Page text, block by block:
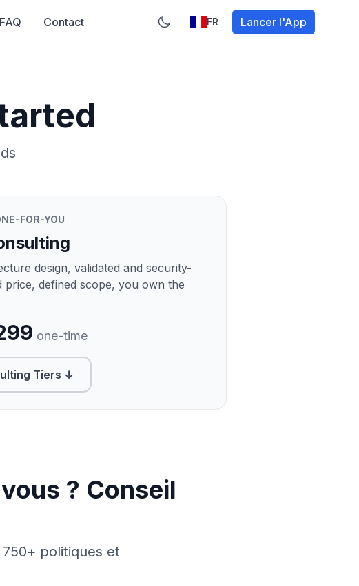
FAQ Contact FR Lancer l'App
FOR-YOU
design, validated and security-
price, defined scope, you own the
one-time
Tiers ↓
? Conseil
politiques et